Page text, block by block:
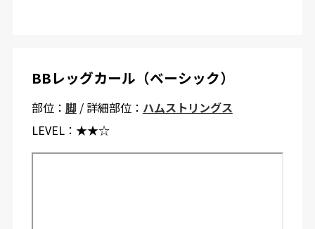
BBレッグカール（ベーシック）
部位： 脚/ 詳細部位： ハムストリングス
LEVEL： ★★☆